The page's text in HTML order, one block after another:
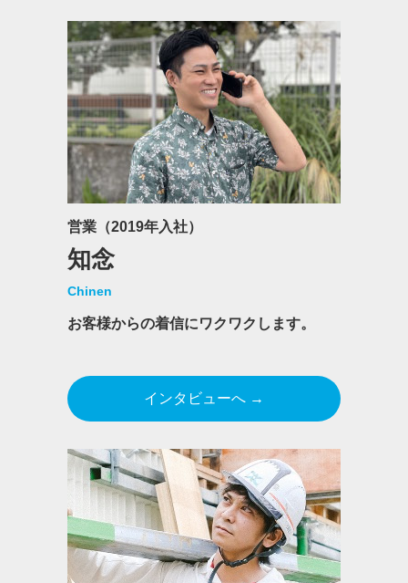
営業（2019年入社）
知念
Chinen
お客様からの着信にワクワクします。
インタビューへ →